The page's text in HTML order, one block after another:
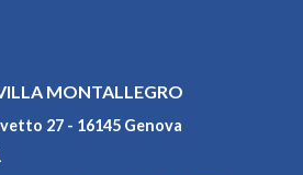
MONTALLEGRO
27 - 16145 Genova